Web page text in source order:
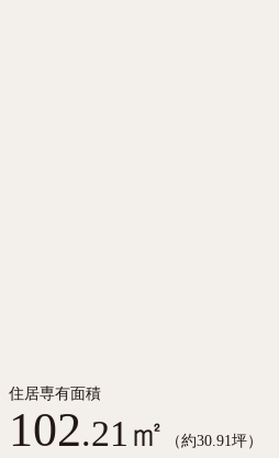
住居専有面積
102.21㎡ （約30.91坪）